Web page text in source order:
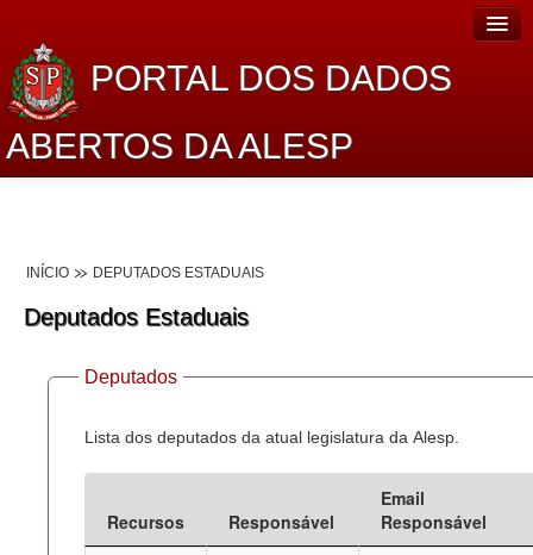
PORTAL DOS DADOS
ABERTOS DA ALESP
Lei de Acesso à Informação
Dados Governamentais Abertos
Planejamento
Catálogo de dados
Processo Legislativo
INÍCIO DEPUTADOS ESTADUAIS
Deputados Estaduais
Deputados
Lista dos deputados da atual legislatura da Alesp.
Recursos Responsável
Email
Responsável